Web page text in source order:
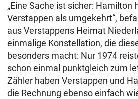
„Eine Sache ist sicher: Hamilton
Verstappen als umgekehrt“,
aus Verstappens Heimat
einmalige Konstellation, die
besonders macht: Nur 1974
schon einmal punktgleich zum
Zähler haben Verstappen und
die Rechnung ebenso einfach